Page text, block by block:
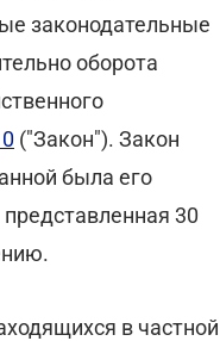
законодательные
оборота
("Закон"). Закон
была его
30
в частной